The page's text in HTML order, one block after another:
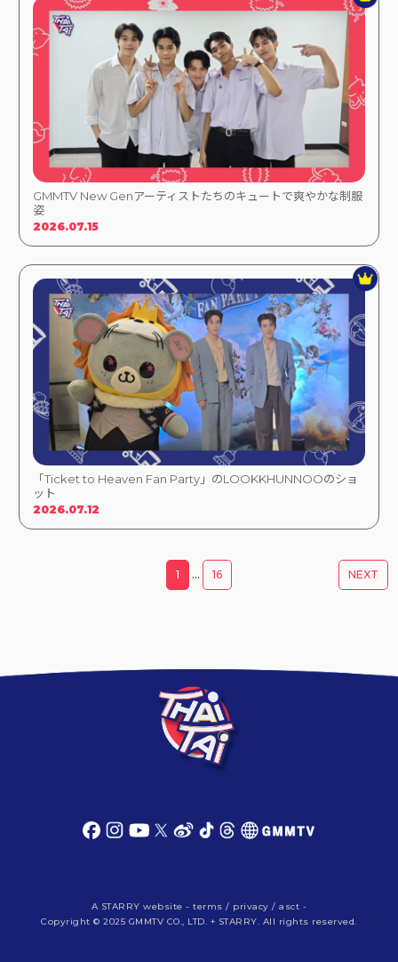
GMMTV New Genアーティストたちのキュートで爽やかな制服
姿
2026.07.15
「Ticket to Heaven Fan Party」のLOOKKHUNNOOのショ
ット
2026.07.12
1 … 16 NEXT
A STARRY website -terms / privacy /asct -
Copyright © 2025 GMMTV CO., LTD. + STARRY. All rights reserved.